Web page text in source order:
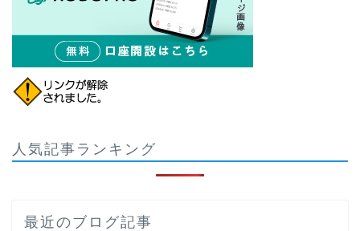
人気記事ランキング
最近のブログ記事